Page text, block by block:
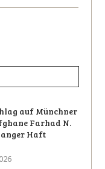
auf Münchner
Farhad N.
Haft